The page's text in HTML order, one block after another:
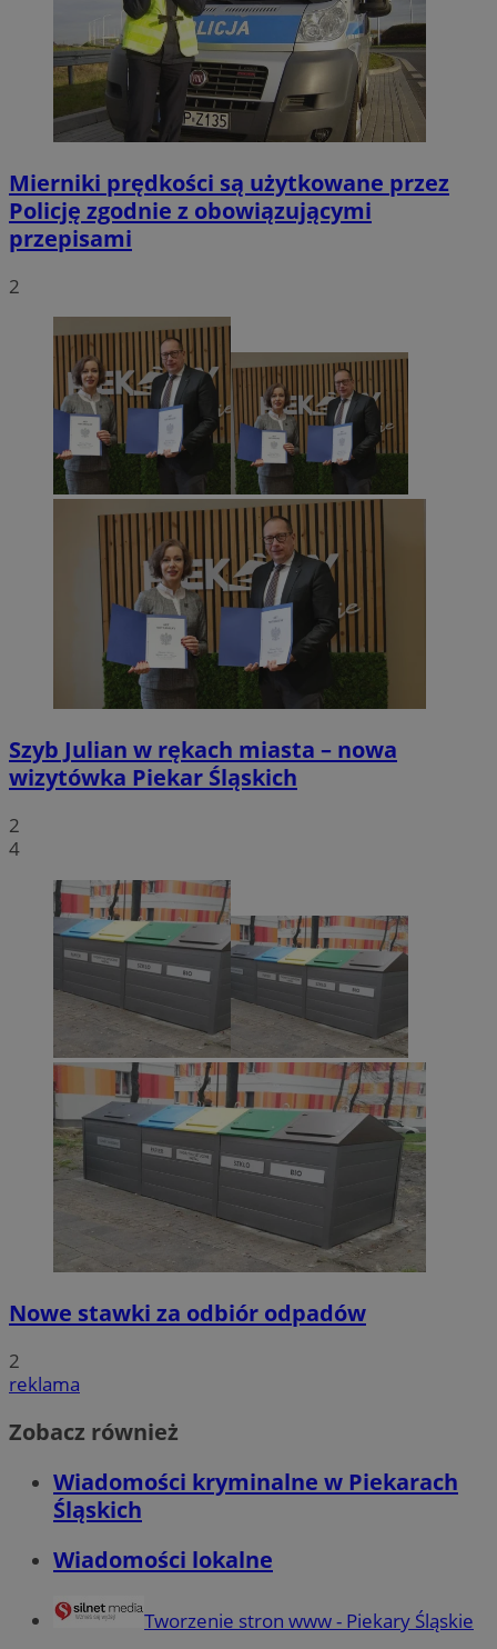
Mierniki prędkości są użytkowane przez
Policję zgodnie z obowiązującymi
przepisami
2
Szyb Julian w rękach miasta – nowa
wizytówka Piekar Śląskich
2
4
Nowe stawki za odbiór odpadów
2
reklama
Zobacz również
Wiadomości kryminalne w Piekarach
Śląskich
Wiadomości lokalne
Tworzenie stron www - Piekary Śląskie